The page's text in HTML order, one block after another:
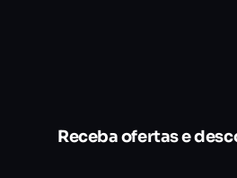
Receba ofertas e